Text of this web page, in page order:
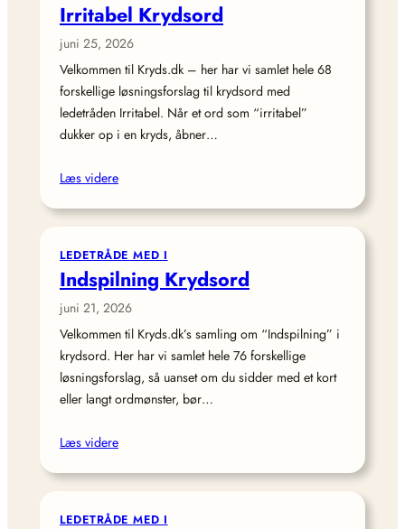
Irritabel Krydsord
juni 25, 2026
Velkommen til Kryds.dk – her har vi samlet hele 68
forskellige løsningsforslag til krydsord med
ledetråden Irritabel. Når et ord som “irritabel”
dukker op i en kryds, åbner…
Læs videre
LEDETRÅDE MED I
Indspilning Krydsord
juni 21, 2026
Velkommen til Kryds.dk’s samling om “Indspilning” i
krydsord. Her har vi samlet hele 76 forskellige
løsningsforslag, så uanset om du sidder med et kort
eller langt ordmønster, bør…
Læs videre
LEDETRÅDE MED I